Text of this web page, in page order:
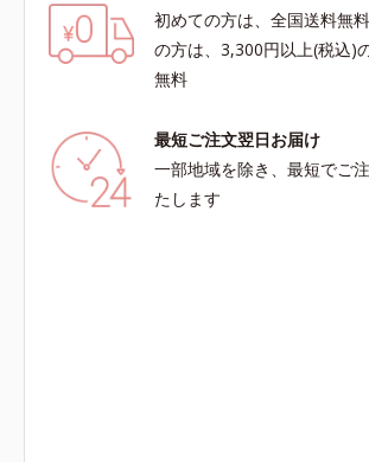
初めての方は、全国送料無
の方は、3,300円以上(税込)
無料
最短ご注文翌日お届け
一部地域を除き、最短でご
たします